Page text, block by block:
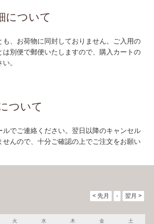
について
も、お荷物に同封しておりません。ご入用の
は別便で郵便いたしますので、購入カートの
。
ついて
ルでご連絡ください。翌日以降のキャンセル
せんので、十分ご確認の上でご注文をお願い
火 水 木 金 土